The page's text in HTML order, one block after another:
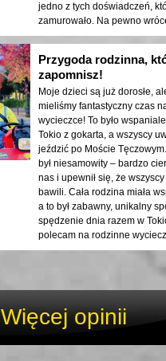
jedno z tych doświadczeń,
zamurowało. Na pewno
Przygoda rodzinna,
zapomnisz!
Moje dzieci są już dorosłe,
mieliśmy fantastyczny czas
wycieczce! To było
Tokio z gokarta, a wszyscy
jeździć po Moście
był niesamowity – bardzo
nas i upewnił się, że
bawili. Cała rodzina miała
a to był zabawny, unikalny
spędzenie dnia razem w
polecam na rodzinne
Więcej opinii